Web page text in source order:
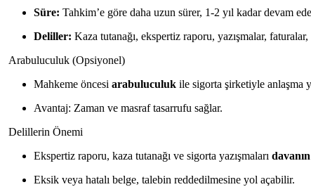
Süre: Tahkim’e göre daha uzun sürer, 1-2 yıl kadar devam
Deliller: Kaza tutanağı, ekspertiz raporu, yazışmalar,
Arabuluculuk (Opsiyonel)
Mahkeme öncesi arabuluculuk ile sigorta şirketiyle anlaşma
Avantaj: Zaman ve masraf tasarrufu sağlar.
Delillerin Önemi
Ekspertiz raporu, kaza tutanağı ve sigorta yazışmaları
Eksik veya hatalı belge, talebin reddedilmesine yol açabilir.